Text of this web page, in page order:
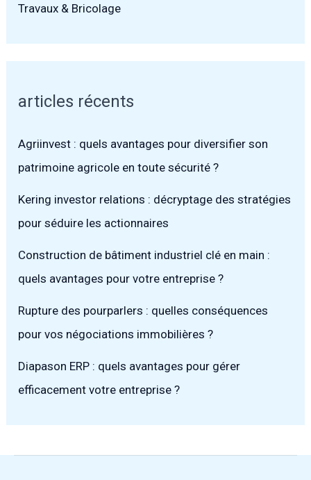
Travaux & Bricolage
articles récents
Agriinvest : quels avantages pour diversifier son
patrimoine agricole en toute sécurité ?
Kering investor relations : décryptage des stratégies
pour séduire les actionnaires
Construction de bâtiment industriel clé en main :
quels avantages pour votre entreprise ?
Rupture des pourparlers : quelles conséquences
pour vos négociations immobilières ?
Diapason ERP : quels avantages pour gérer
efficacement votre entreprise ?